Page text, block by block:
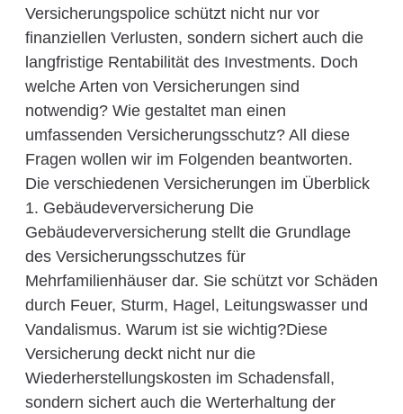
Versicherungspolice schützt nicht nur vor
finanziellen Verlusten, sondern sichert auch die
langfristige Rentabilität des Investments. Doch
welche Arten von Versicherungen sind
notwendig? Wie gestaltet man einen
umfassenden Versicherungsschutz? All diese
Fragen wollen wir im Folgenden beantworten.
Die verschiedenen Versicherungen im Überblick
1. Gebäudeverversicherung Die
Gebäudeverversicherung stellt die Grundlage
des Versicherungsschutzes für
Mehrfamilienhäuser dar. Sie schützt vor Schäden
durch Feuer, Sturm, Hagel, Leitungswasser und
Vandalismus. Warum ist sie wichtig?Diese
Versicherung deckt nicht nur die
Wiederherstellungskosten im Schadensfall,
sondern sichert auch die Werterhaltung der